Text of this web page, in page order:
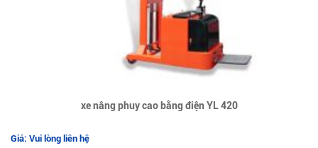
xe nâng phuy cao bằng điện YL 420
Giá: Vui lòng liên hệ